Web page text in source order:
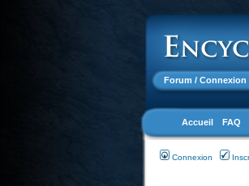
Forum / Connexion
Accueil FAQ
Connexion